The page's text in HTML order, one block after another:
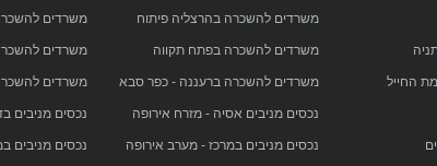
משרדים להשכרה בהרצליה פיתוח משרדים
משרדים להשכרה בפתח תקווה משרדים
החייל משרדים להשכרה ברעננה - כפר סבא משרדים
נכסים מניבים אסיה - מזרח אירופה נכסים מניבים
נכסים מניבים במרכז - מערב אירופה נכסים מניבים